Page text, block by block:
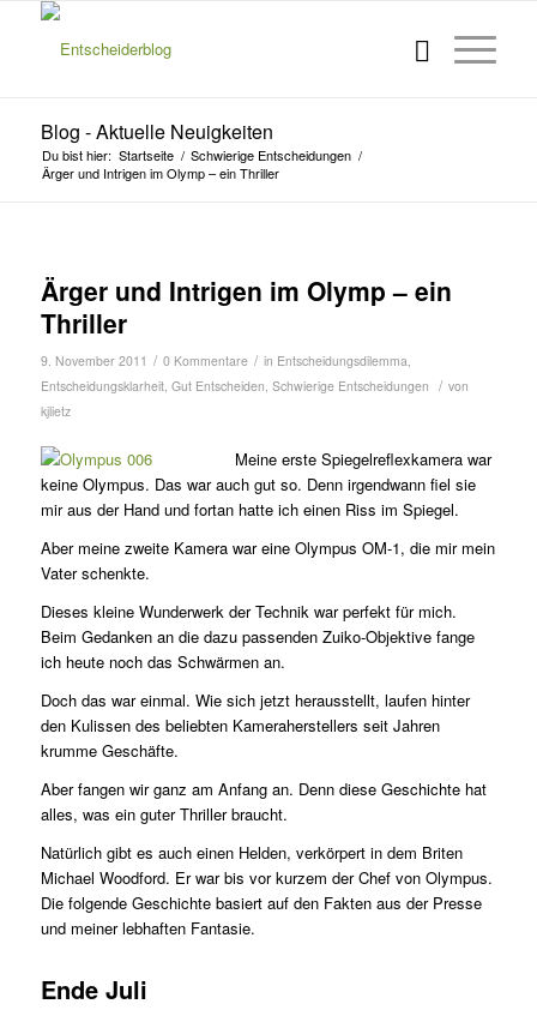
Blog - Aktuelle Neuigkeiten
Du bist hier: Startseite / Schwierige Entscheidungen /
Ärger und Intrigen im Olymp – ein Thriller
Ärger und Intrigen im Olymp – ein
Thriller
9. November 2011 / 0 Kommentare / in Entscheidungsdilemma,
Entscheidungsklarheit, Gut Entscheiden, Schwierige Entscheidungen / von
kjlietz
Meine erste Spiegelreflexkamera war
keine Olympus. Das war auch gut so. Denn irgendwann fiel sie
mir aus der Hand und fortan hatte ich einen Riss im Spiegel.
Aber meine zweite Kamera war eine Olympus OM-1, die mir mein
Vater schenkte.
Dieses kleine Wunderwerk der Technik war perfekt für mich.
Beim Gedanken an die dazu passenden Zuiko-Objektive fange
ich heute noch das Schwärmen an.
Doch das war einmal. Wie sich jetzt herausstellt, laufen hinter
den Kulissen des beliebten Kameraherstellers seit Jahren
krumme Geschäf­te.
Aber fangen wir ganz am Anfang an. Denn diese Geschichte hat
alles, was ein guter Thriller braucht.
Natürlich gibt es auch einen Helden, verkörpert in dem Briten
Michael Woodford. Er war bis vor kurzem der Chef von Olympus.
Die folgende Geschichte basiert auf den Fakten aus der Presse
und meiner lebhaften Fantasie.
Ende Juli